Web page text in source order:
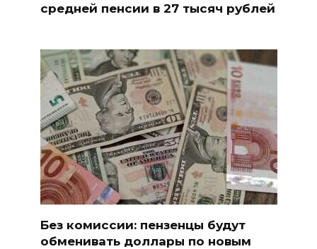
средней пенсии в 27 тысяч рублей
Без комиссии: пензенцы будут
обменивать доллары по новым